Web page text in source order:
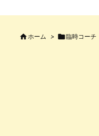
 ホーム > 臨時コーチ